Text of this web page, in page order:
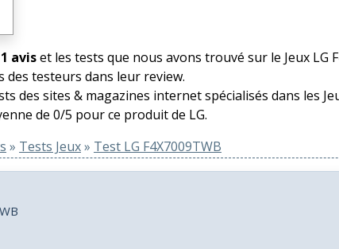
1 aviset les tests que nous avons trouvé sur le Jeux LG
des testeurs dans leur review.
des sites & magazines internet spécialisés dans les
de 0/5 pour ce produit de LG.
» Tests Jeux» Test LG F4X7009TWB